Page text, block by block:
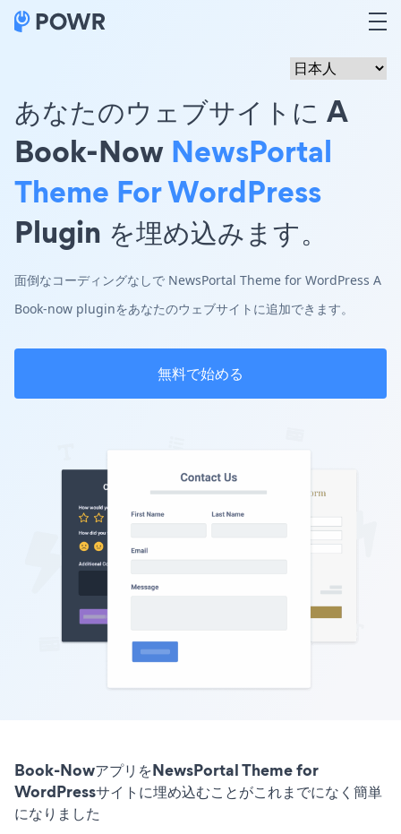
あなたのウェブサイトに A
Book-Now NewsPortal
Theme For WordPress
Plugin を埋め込みます。
面倒なコーディングなしで NewsPortal Theme for WordPress A
Book-now pluginをあなたのウェブサイトに追加できます。
無料で始める
Book-NowアプリをNewsPortal Theme for
WordPressサイトに埋め込むことがこれまでになく簡単
になりました